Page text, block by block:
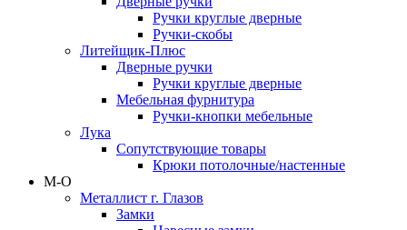
Ручки круглые дверные
Ручки-скобы
Литейщик-Плюс
Дверные ручки
Ручки круглые дверные
Мебельная фурнитура
Ручки-кнопки мебельные
Лука
Сопутствующие товары
Крюки потолочные/настенные
М-О
Металлист г. Глазов
Замки